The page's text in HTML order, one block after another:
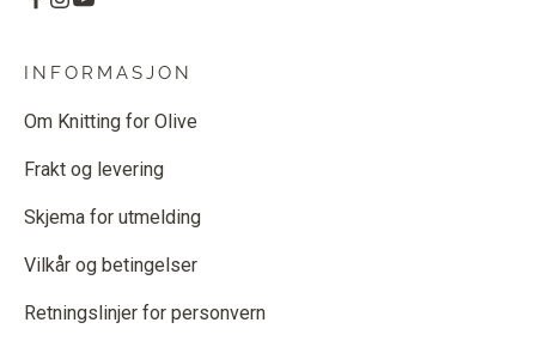
INFORMASJON
Om Knitting for Olive
Frakt og levering
Skjema for utmelding
Vilkår og betingelser
Retningslinjer for personvern